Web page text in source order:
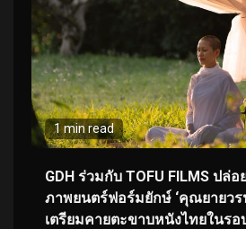
1 min read
GDH ร่วมกับ TOFU FILMS ปล่
ภาพยนตร์ฟอร์มยักษ์ ‘คุณยายวร
เตรียมคายตะขาบหนังไทยในร